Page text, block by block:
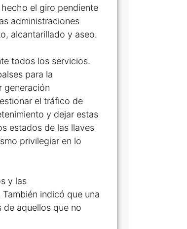
el giro pendiente
administraciones
alcantarillado y aseo.
todos los servicios.
para la
generación
el tráfico de
y dejar estas
estados de las llaves
privilegiar en lo
y las
indicó que una
de aquellos que no